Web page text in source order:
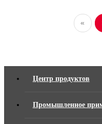
«
Центр продуктов
Промышленное